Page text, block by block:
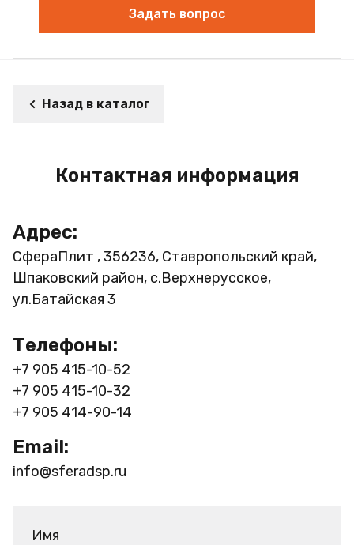
Задать вопрос
Назад в каталог
Контактная информация
Адрес:
СфераПлит , 356236, Ставропольский край,
Шпаковский район, с.Верхнерусское,
ул.Батайская 3
Телефоны:
+7 905 415-10-52
+7 905 415-10-32
+7 905 414-90-14
Email:
info@sferadsp.ru
Имя